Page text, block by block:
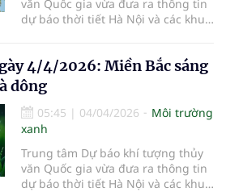
văn Quốc gia vừa đưa ra thông tin
dự báo thời tiết Hà Nội và các khu
4/4/2026: Miền Bắc sáng
dông
05:45 | 04/04/2026
Môi trường
xanh
Trung tâm Dự báo khí tượng thủy
văn Quốc gia vừa đưa ra thông tin
dự báo thời tiết Hà Nội và các khu